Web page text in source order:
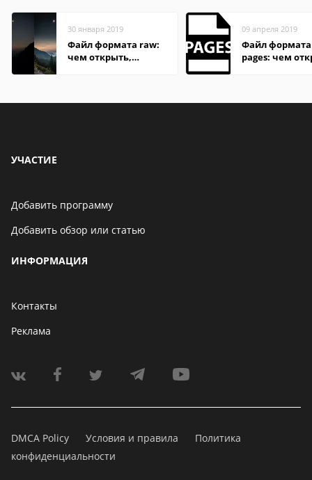
30 января 2019
Файл формата raw:
чем открыть,
09 апреля 2019
Файл формата
pages: чем
УЧАСТИЕ
Добавить программу
Добавить обзор или статью
ИНФОРМАЦИЯ
Контакты
Реклама
DMCA Policy Условия и правила
Политика
конфиденциальности